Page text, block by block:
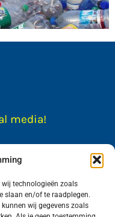
wij technologieën zoals
slaan en/of te raadplegen.
wij gegevens zoals
media!